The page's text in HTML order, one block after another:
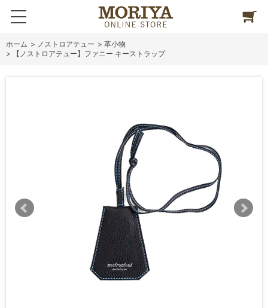
ホーム > ノストロアテュー > 革小物
>
【ノストロアテュー】ファニー キーストラップ